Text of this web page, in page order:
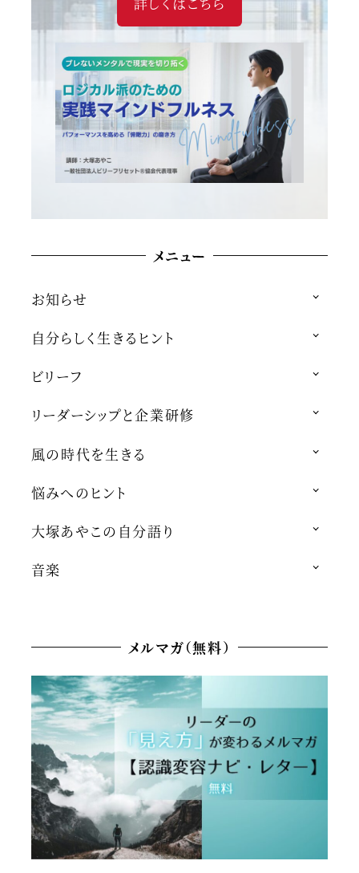
メニュー
お知らせ
自分らしく生きるヒント
ビリーフ
リーダーシップと企業研修
風の時代を生きる
悩みへのヒント
大塚あやこの自分語り
音楽
メルマガ（無料）